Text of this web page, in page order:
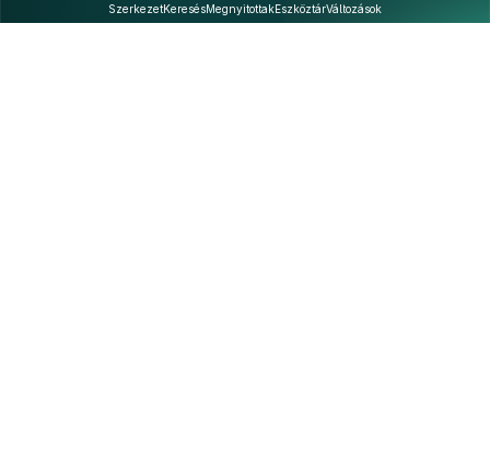
SzerkezetKeresésMegnyitottakEszköztárVáltozások